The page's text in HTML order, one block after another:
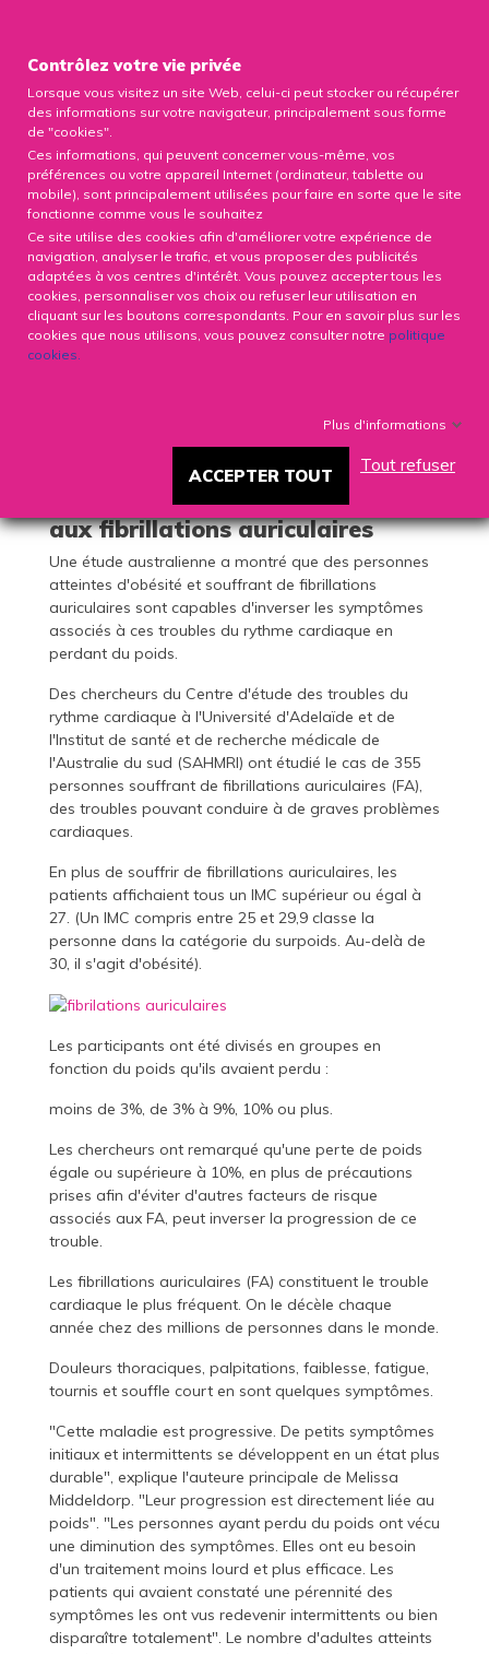
0
LA PERTE DE POIDS AMÉLIORE
LES FIBRILLATIONS
AURICULAIRES
8211 Vues 20/03/2020
La perte de poids permettrait de
diminuer les symptômes associés
aux fibrillations auriculaires
Une étude australienne a montré que des personnes
atteintes d'obésité et souffrant de fibrillations
auriculaires sont capables d'inverser les symptômes
associés à ces troubles du rythme cardiaque en
perdant du poids.
Des chercheurs du Centre d'étude des troubles du
rythme cardiaque à l'Université d'Adelaïde et de
l'Institut de santé et de recherche médicale de
l'Australie du sud (SAHMRI) ont étudié le cas de 355
personnes souffrant de fibrillations auriculaires (FA),
des troubles pouvant conduire à de graves problèmes
cardiaques.
En plus de souffrir de fibrillations auriculaires, les
patients affichaient tous un IMC supérieur ou égal à
27. (Un IMC compris entre 25 et 29,9 classe la
personne dans la catégorie du surpoids. Au-delà de
30, il s'agit d'obésité).
Les participants ont été divisés en groupes en
fonction du poids qu'ils avaient perdu :
moins de 3%, de 3% à 9%, 10% ou plus.
Les chercheurs ont remarqué qu'une perte de poids
égale ou supérieure à 10%, en plus de précautions
prises afin d'éviter d'autres facteurs de risque
associés aux FA, peut inverser la progression de ce
trouble.
Les fibrillations auriculaires (FA) constituent le trouble
cardiaque le plus fréquent. On le décèle chaque
année chez des millions de personnes dans le monde.
Douleurs thoraciques, palpitations, faiblesse, fatigue,
tournis et souffle court en sont quelques symptômes.
"Cette maladie est progressive. De petits symptômes
initiaux et intermittents se développent en un état plus
durable", explique l'auteure principale de Melissa
Middeldorp. "Leur progression est directement liée au
poids". "Les personnes ayant perdu du poids ont vécu
une diminution des symptômes. Elles ont eu besoin
d'un traitement moins lourd et plus efficace. Les
patients qui avaient constaté une pérennité des
symptômes les ont vus redevenir intermittents ou bien
disparaître totalement". Le nombre d'adultes atteints
Contrôlez votre vie privée
Lorsque vous visitez un site Web, celui-ci peut stocker ou récupérer
des informations sur votre navigateur, principalement sous forme
de "cookies".
Ces informations, qui peuvent concerner vous-même, vos
préférences ou votre appareil Internet (ordinateur, tablette ou
mobile), sont principalement utilisées pour faire en sorte que le site
fonctionne comme vous le souhaitez
Ce site utilise des cookies afin d'améliorer votre expérience de
navigation, analyser le trafic, et vous proposer des publicités
adaptées à vos centres d'intérêt. Vous pouvez accepter tous les
cookies, personnaliser vos choix ou refuser leur utilisation en
cliquant sur les boutons correspondants. Pour en savoir plus sur les
cookies que nous utilisons, vous pouvez consulter notre politique
cookies.
Plus d'informations
ACCEPTER TOUT
Tout refuser